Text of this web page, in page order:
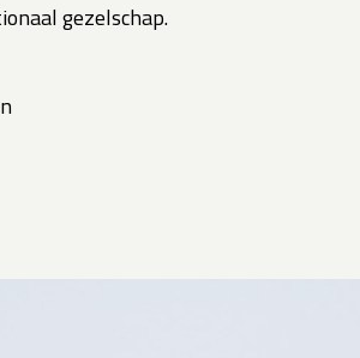
gezelschap.